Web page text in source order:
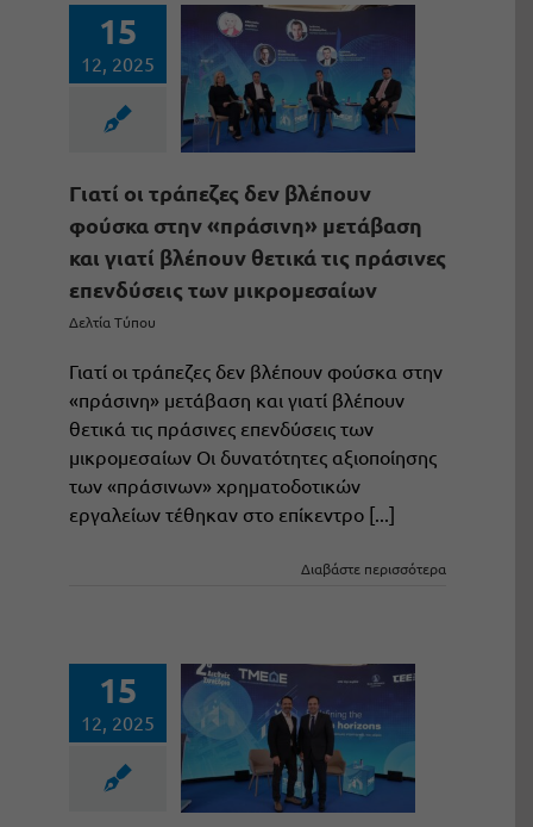
15
12, 2025
Γιατί οι τράπεζες δεν βλέπουν
φούσκα στην «πράσινη» μετάβαση
και γιατί βλέπουν θετικά τις πράσινες
επενδύσεις των μικρομεσαίων
Δελτία Τύπου
Γιατί οι τράπεζες δεν βλέπουν φούσκα στην
«πράσινη» μετάβαση και γιατί βλέπουν
θετικά τις πράσινες επενδύσεις των
μικρομεσαίων Οι δυνατότητες αξιοποίησης
των «πράσινων» χρηματοδοτικών
εργαλείων τέθηκαν στο επίκεντρο [...]
Διαβάστε περισσότερα
15
12, 2025